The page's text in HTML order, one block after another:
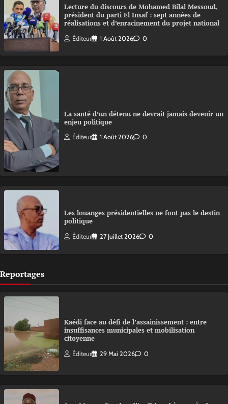
Lecture du discours de Mohamed Bilal Messoud,
président du parti El Insaf : sept années de
réalisations et d’enracinement du projet national
Éditeur 1 Août 2026 0
La santé d’un détenu ne devrait jamais devenir un
enjeu politique
Éditeur 1 Août 2026 0
Les louanges présidentielles ne font pas le destin
politique
Éditeur 27 Juillet 2026 0
Reportages
Kaédi face au défi de l’assainissement : entre
insuffisances municipales et mobilisation
citoyenne
Éditeur 29 Mai 2026 0